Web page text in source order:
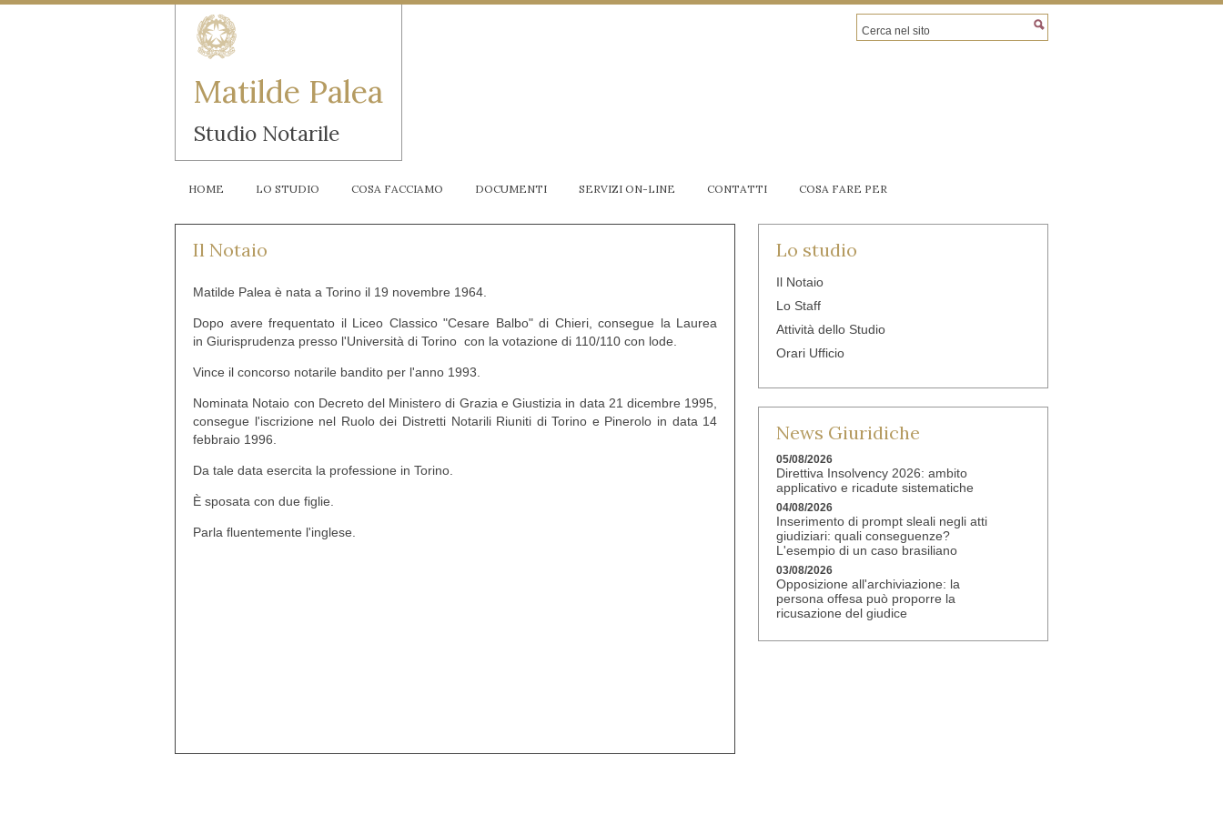
Matilde Palea
Studio Notarile
HOME LO STUDIO COSA FACCIAMO DOCUMENTI SERVIZI ON-LINE CONTATTI COSA FARE PER
Il Notaio
Matilde Palea è nata a Torino il 19 novembre 1964.
Dopo avere frequentato il Liceo Classico "Cesare Balbo" di Chieri, consegue la Laurea
in Giurisprudenza presso l'Università di Torino con la votazione di 110/110 con lode.
Vince il concorso notarile bandito per l'anno 1993.
Nominata Notaio con Decreto del Ministero di Grazia e Giustizia in data 21 dicembre 1995,
consegue l'iscrizione nel Ruolo dei Distretti Notarili Riuniti di Torino e Pinerolo in data 14
febbraio 1996.
Da tale data esercita la professione in Torino.
È sposata con due figlie.
Parla fluentemente l'inglese.
Lo studio
Il Notaio
Lo Staff
Attività dello Studio
Orari Ufficio
News Giuridiche
05/08/2026
Direttiva Insolvency 2026: ambito
applicativo e ricadute sistematiche
04/08/2026
Inserimento di prompt sleali negli atti
giudiziari: quali conseguenze?
L'esempio di un caso brasiliano
03/08/2026
Opposizione all'archiviazione: la
persona offesa può proporre la
ricusazione del giudice